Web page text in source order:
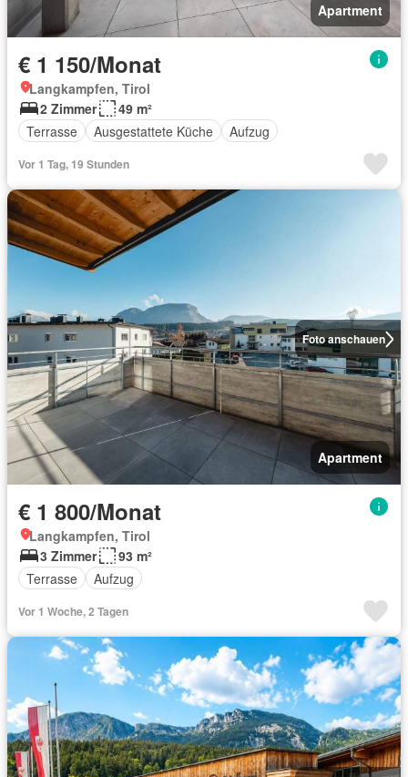
Apartment
€ 1 150/Monat
Langkampfen, Tirol
2 Zimmer
49 m²
Terrasse
Ausgestattete Küche Aufzug
Vor 1 Tag, 19 Stunden
Foto anschauen
Apartment
€ 1 800/Monat
Langkampfen, Tirol
3 Zimmer
93 m²
Terrasse
Aufzug
Vor 1 Woche, 2 Tagen